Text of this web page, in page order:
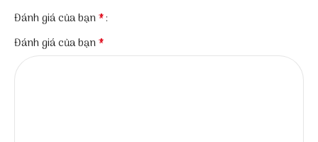
Đánh giá của bạn*
Đánh giá của bạn*